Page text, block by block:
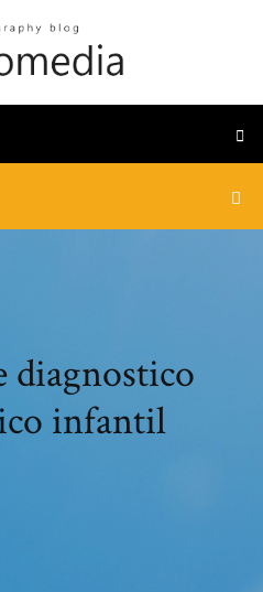
diagnostico
infantil